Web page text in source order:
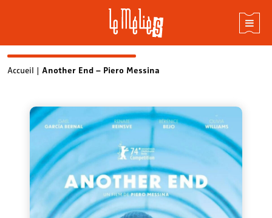
SkipAccueil | Another End – Piero Messina